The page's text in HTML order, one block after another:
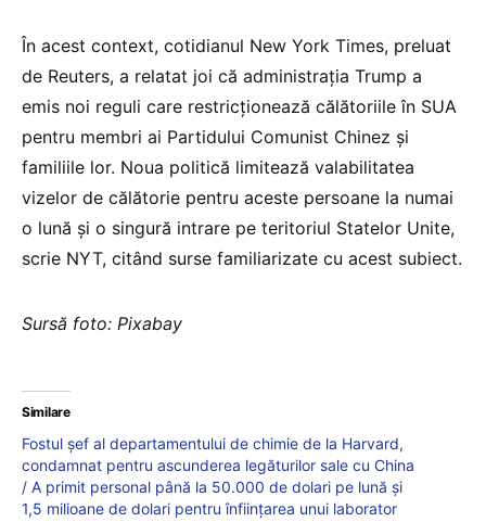
În acest context, cotidianul New York Times, preluat
de Reuters, a relatat joi că administraţia Trump a
emis noi reguli care restricţionează călătoriile în SUA
pentru membri ai Partidului Comunist Chinez şi
familiile lor. Noua politică limitează valabilitatea
vizelor de călătorie pentru aceste persoane la numai
o lună şi o singură intrare pe teritoriul Statelor Unite,
scrie NYT, citând surse familiarizate cu acest subiect.
Sursă foto: Pixabay
Similare
Fostul șef al departamentului de chimie de la Harvard,
condamnat pentru ascunderea legăturilor sale cu China
/ A primit personal până la 50.000 de dolari pe lună și
1,5 milioane de dolari pentru înființarea unui laborator